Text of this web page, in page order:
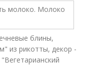
блины,
из рикотты, декор -